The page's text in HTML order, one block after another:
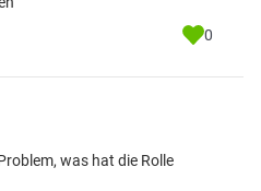
0
was hat die Rolle